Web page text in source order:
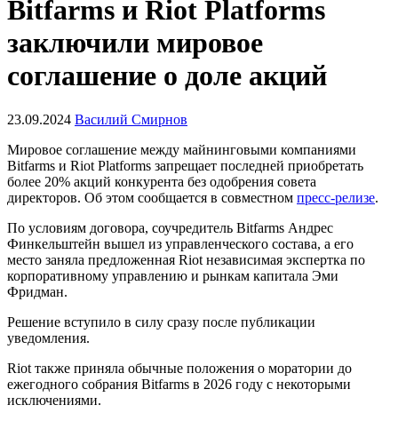
Bitfarms и Riot Platforms
заключили мировое
соглашение о доле акций
23.09.2024 Василий Смирнов
Мировое соглашение между майнинговыми компаниями
Bitfarms и Riot Platforms запрещает последней приобретать
более 20% акций конкурента без одобрения совета
директоров. Об этом сообщается в совместном пресс-релизе.
По условиям договора, соучредитель Bitfarms Андрес
Финкельштейн вышел из управленческого состава, а его
место заняла предложенная Riot независимая экспертка по
корпоративному управлению и рынкам капитала Эми
Фридман.
Решение вступило в силу сразу после публикации
уведомления.
Riot также приняла обычные положения о моратории до
ежегодного собрания Bitfarms в 2026 году с некоторыми
исключениями.